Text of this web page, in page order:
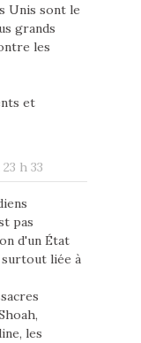
Unis sont le
grands
les
et
h 33
pas
d'un État
liée à
les